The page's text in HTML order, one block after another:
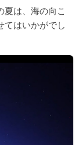
夏は、海の向こ
てはいかがでし